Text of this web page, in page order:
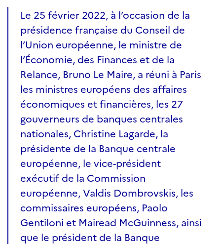
Le 25 février 2022, à l’occasion de la
présidence française du Conseil de
l’Union européenne, le ministre de
l’Économie, des Finances et de la
Relance, Bruno Le Maire, a réuni à Paris
les ministres européens des affaires
économiques et financières, les 27
gouverneurs de banques centrales
nationales, Christine Lagarde, la
présidente de la Banque centrale
européenne, le vice-président
exécutif de la Commission
européenne, Valdis Dombrovskis, les
commissaires européens, Paolo
Gentiloni et Mairead McGuinness, ainsi
que le président de la Banque